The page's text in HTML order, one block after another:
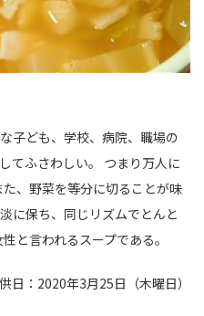
子ども、学校、病院、職場の
てふさわしい。 つまり万人に
、野菜を等分に切ることが味
に保ち、同じリズムでとんと
と言われるスープである。
日：2020年3月25日（木曜日）